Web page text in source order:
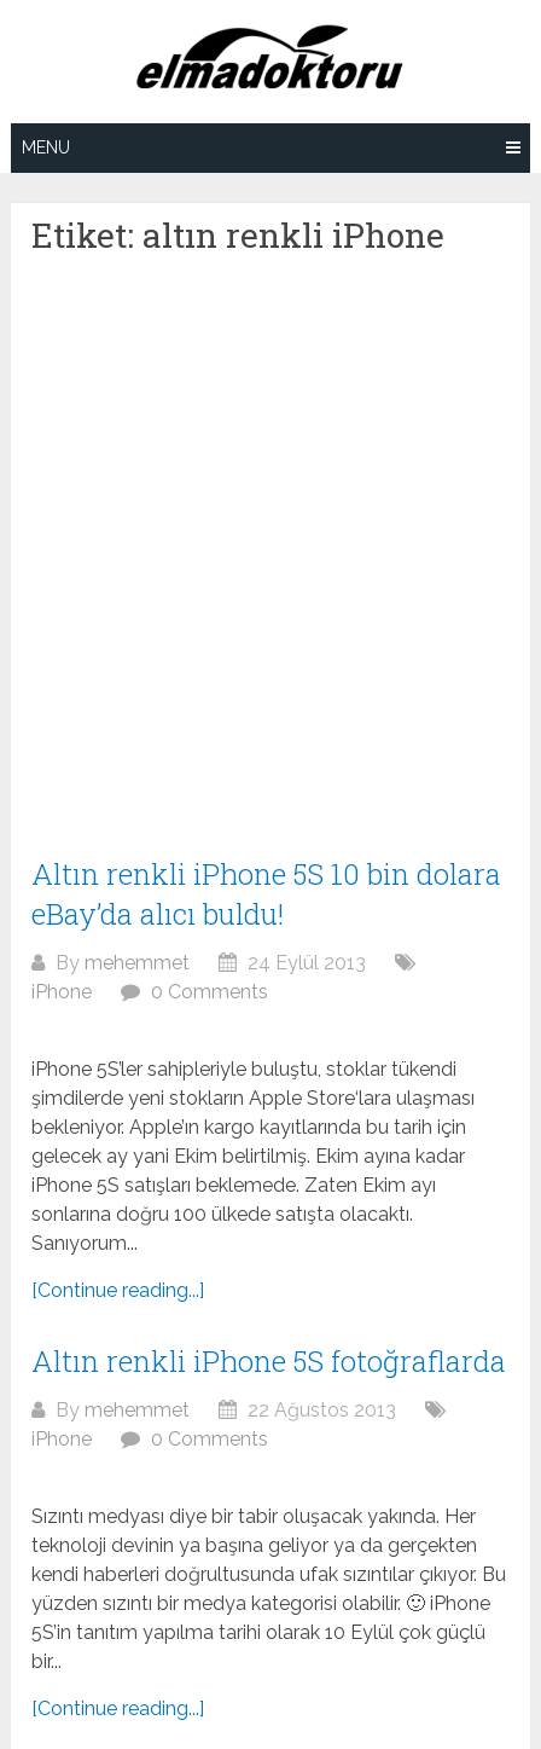
MENU
Etiket: altın renkli iPhone
Altın renkli iPhone 5S 10 bin dolara
eBay’da alıcı buldu!
By mehemmet
24 Eylül 2013
iPhone
0 Comments
iPhone 5S’ler sahipleriyle buluştu, stoklar tükendi
şimdilerde yeni stokların Apple Store‘lara ulaşması
bekleniyor. Apple’ın kargo kayıtlarında bu tarih için
gelecek ay yani Ekim belirtilmiş. Ekim ayına kadar
iPhone 5S satışları beklemede. Zaten Ekim ayı
sonlarına doğru 100 ülkede satışta olacaktı.
Sanıyorum...
[Continue reading...]
Altın renkli iPhone 5S fotoğraflarda
By mehemmet
22 Ağustos 2013
iPhone
0 Comments
Sızıntı medyası diye bir tabir oluşacak yakında. Her
teknoloji devinin ya başına geliyor ya da gerçekten
kendi haberleri doğrultusunda ufak sızıntılar çıkıyor. Bu
yüzden sızıntı bir medya kategorisi olabilir. 🙂 iPhone
5S’in tanıtım yapılma tarihi olarak 10 Eylül çok güçlü
bir...
[Continue reading...]